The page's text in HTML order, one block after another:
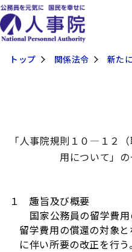
トップ 関係法令 新た
「人事院規則１０―１２
用について」
１ 趣旨及び概要
国家公務員の留学費用
留学費用の償還の対象
に伴い所要の改正を行う。